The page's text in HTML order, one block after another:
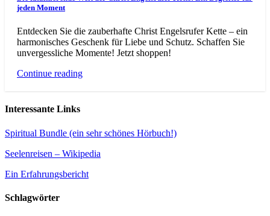
jeden Moment
Entdecken Sie die zauberhafte Christ Engelsrufer Kette – ein
harmonisches Geschenk für Liebe und Schutz. Schaffen Sie
unvergessliche Momente! Jetzt shoppen!
Continue reading
Interessante Links
Spiritual Bundle (ein sehr schönes Hörbuch!)
Seelenreisen – Wikipedia
Ein Erfahrungsbericht
Schlagwörter